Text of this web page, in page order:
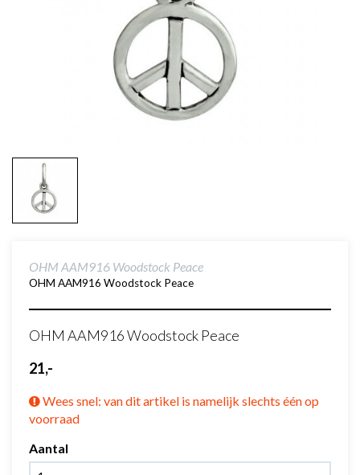
OHM AAM916 Woodstock Peace
OHM AAM916 Woodstock Peace
OHM AAM916 Woodstock Peace
21,-
Wees snel: van dit artikel is namelijk slechts één op
voorraad
Aantal